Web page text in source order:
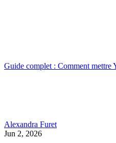
Guide complet : Comment mettre
Alexandra Furet
Jun 2, 2026